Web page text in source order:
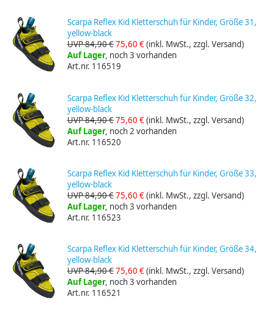
Scarpa Reflex Kid Kletterschuh für Kinder, Größe 31,
yellow-black
UVP 84,90 €75,60 €(inkl. MwSt., zzgl. Versand)
Auf Lager, noch 3 vorhanden
Art.nr. 116519
Scarpa Reflex Kid Kletterschuh für Kinder, Größe 32,
yellow-black
UVP 84,90 €75,60 €(inkl. MwSt., zzgl. Versand)
Auf Lager, noch 2 vorhanden
Art.nr. 116520
Scarpa Reflex Kid Kletterschuh für Kinder, Größe 33,
yellow-black
UVP 84,90 €75,60 €(inkl. MwSt., zzgl. Versand)
Auf Lager, noch 3 vorhanden
Art.nr. 116523
Scarpa Reflex Kid Kletterschuh für Kinder, Größe 34,
yellow-black
UVP 84,90 €75,60 €(inkl. MwSt., zzgl. Versand)
Auf Lager, noch 3 vorhanden
Art.nr. 116521